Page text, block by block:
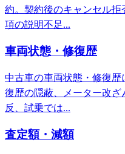
約。契約後のキャンセル
項の説明不足...
車両状態・修復歴
中古車の車両状態・修復
復歴の隠蔽、メーター改
反、試乗では...
査定額・減額